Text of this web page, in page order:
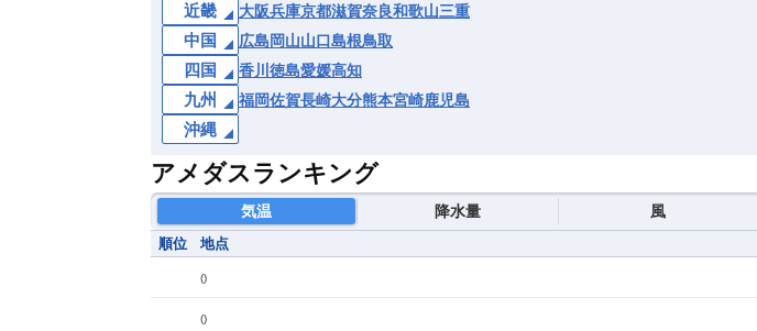
近畿 大阪兵庫京都滋賀奈良和歌山三重
中国 広島岡山山口島根鳥取
四国 香川 徳島愛媛高知
九州 福岡佐賀長崎大分熊本宮崎鹿児島
沖縄
アメダスランキング
気温 降水量 風
順位 地点
()
()